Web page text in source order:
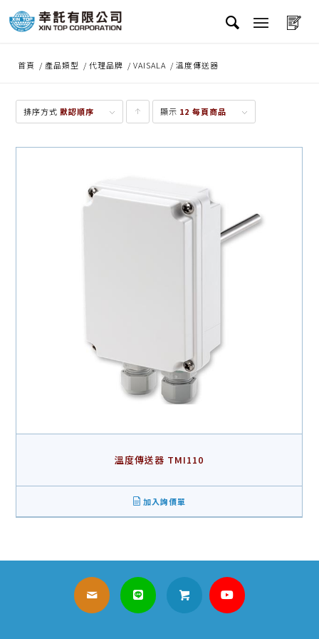
首頁 / 產品類型 / 代理品牌 / VAISALA / 溫度傳送器
排序方式默認順序
點
品
顯示 12 每頁商品
溫度傳送器 TMI110
加入詢價單